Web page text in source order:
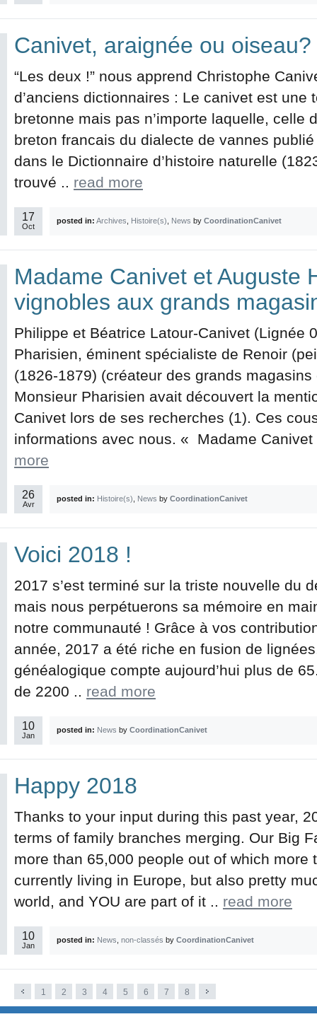
Canivet, araignée ou oiseau?
“Les deux !” nous apprend Christophe
d’anciens dictionnaires : Le canivet est une
bretonne mais pas n’importe laquelle, celle
breton francais du dialecte de vannes
dans le Dictionnaire d’histoire naturelle
trouvé .. read more
17
Oct
posted in: Archives Histoire(s) News by CoordinationCanivet
Madame Canivet et Auguste
vignobles aux grands
Philippe et Béatrice Latour-Canivet (Lignée
Pharisien, éminent spécialiste de Renoir
(1826-1879) (créateur des grands
Monsieur Pharisien avait découvert la
Canivet lors de ses recherches (1). Ces
informations avec nous. « Madame
more
26
Avr
posted in: Histoire(s) News by CoordinationCanivet
Voici 2018 !
2017 s’est terminé sur la triste nouvelle du
mais nous perpétuerons sa mémoire en
notre communauté ! Grâce à vos
année, 2017 a été riche en fusion de
généalogique compte aujourd’hui plus de
de 2200 .. read more
10
Jan
posted in: News by CoordinationCanivet
Happy 2018
Thanks to your input during this past year,
terms of family branches merging. Our Big
more than 65,000 people out of which more
currently living in Europe, but also pretty
world, and YOU are part of it .. read more
10
Jan
posted in: News non-classés by CoordinationCanivet
1 2 3 4 5 6 7 8